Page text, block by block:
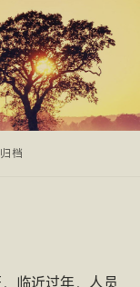
归档
临近过年，人员